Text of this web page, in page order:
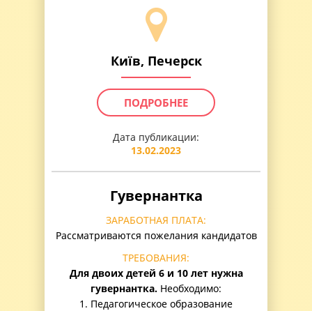
Київ, Печерск
ПОДРОБНЕЕ
Дата публикации:
13.02.2023
Гувернантка
ЗАРАБОТНАЯ ПЛАТА:
Рассматриваются пожелания кандидатов
ТРЕБОВАНИЯ:
Для двоих детей 6 и 10 лет нужна
гувернантка. Необходимо:
1. Педагогическое образование